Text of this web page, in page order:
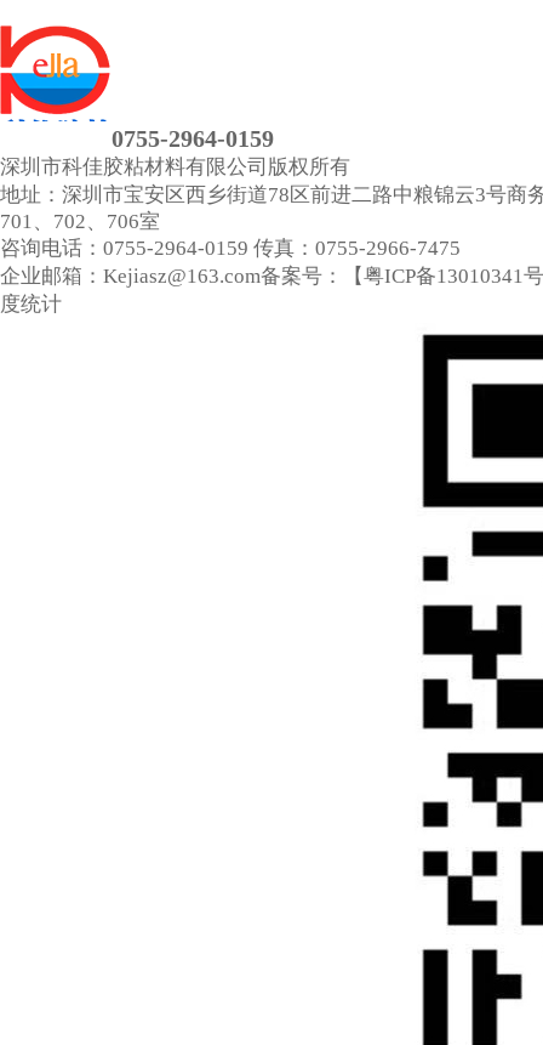
0755-2964-0159
深圳市科佳胶粘材料有限公司 版权所有
地址：深圳市宝安区西乡街道78区前进二路中粮锦云3号商
701、702、706室
咨询电话：0755-2964-0159 传真：0755-2966-7475
企业邮箱：Kejiasz@163.com备案号：【粤ICP备13010341号
度统计